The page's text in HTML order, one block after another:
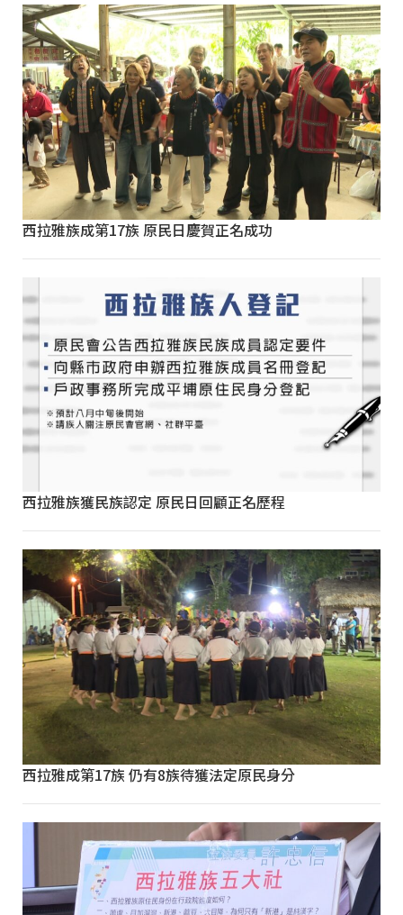
西拉雅族成第17族 原民日慶賀正名成功
西拉雅族獲民族認定 原民日回顧正名歷程
西拉雅成第17族 仍有8族待獲法定原民身分